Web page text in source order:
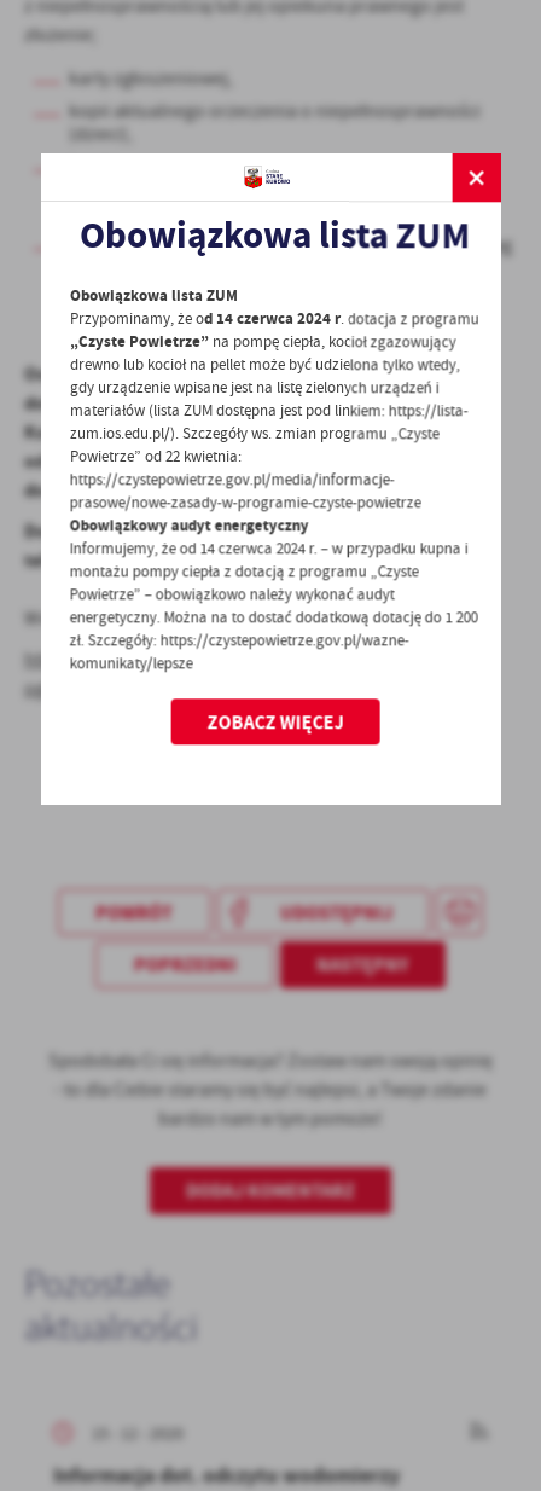
z niepełnosprawnością lub jej opiekuna prawnego jest
złożenie;
karty zgłoszeniowej,
kopii aktualnego orzeczenia o niepełnosprawności
(dzieci),
kopii orzeczenia o stopniu znacznym
niepełnosprawności albo orzeczenie równoważne (I
karta oceny stanu dziecka/osoby niepełnosprawnej wg
Osoby zainteresowane proszone są o składanie
dokumentów w Ośrodku Pomocy Społecznej w Starym
Kurowie, ul. Kościuszki 77/4, 66-540 Stare Kurowo
od poniedziałku do piątku w godzinach pracy Ośrodka
do
28.12.2020r.
Dodatkowe informacje można otrzymać pod numerem
telefonu tj. 95 7819581
Więcej informacji można znaleźć pod adresem:
http://www.niepelnosprawni.gov.pl/a,1135,komunikat-o-
ogloszeniu-programu-opieka-wytchnieniowa-edycja-2021
POWRÓT UDOSTĘPNIJ
POPRZEDNI NASTĘPNY
Spodobała Ci się informacja? Zostaw nam swoją opinię
- to dla Ciebie staramy się być najlepsi, a Twoje zdanie
bardzo nam w tym pomoże!
DODAJ KOMENTARZ
Pozostałe
aktualności
Informacja dot. odczytu wodomierzy
Obowiązkowa lista ZUM
Obowiązkowa lista ZUM
Przypominamy, że od 14 czerwca 2024 r. dotacja z programu
„Czyste Powietrze” na pompę ciepła, kocioł zgazowujący
drewno lub kocioł na pellet może być udzielona tylko wtedy,
gdy urządzenie wpisane jest na listę zielonych urządzeń i
materiałów (lista ZUM dostępna jest pod linkiem: https://lista-
zum.ios.edu.pl/). Szczegóły ws. zmian programu „Czyste
Powietrze” od 22 kwietnia:
https://czystepowietrze.gov.pl/media/informacje-
prasowe/nowe-zasady-w-programie-czyste-powietrze
Obowiązkowy audyt energetyczny
Informujemy, że od 14 czerwca 2024 r. – w przypadku kupna i
montażu pompy ciepła z dotacją z programu „Czyste
Powietrze” – obowiązkowo należy wykonać audyt
energetyczny. Można na to dostać dodatkową dotację do 1 200
zł. Szczegóły: https://czystepowietrze.gov.pl/wazne-
komunikaty/lepsze
ZOBACZ WIĘCEJ